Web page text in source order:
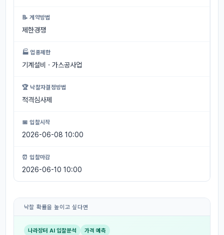
📝 계약방법
제한경쟁
🏭 업종제한
기계설비ㆍ가스공사업
🏆 낙찰자결정방법
적격심사제
📅 입찰시작
2026-06-08 10:00
⏰ 입찰마감
2026-06-10 10:00
낙찰 확률을 높이고 싶다면
나라장터 AI 입찰분석 가격 예측